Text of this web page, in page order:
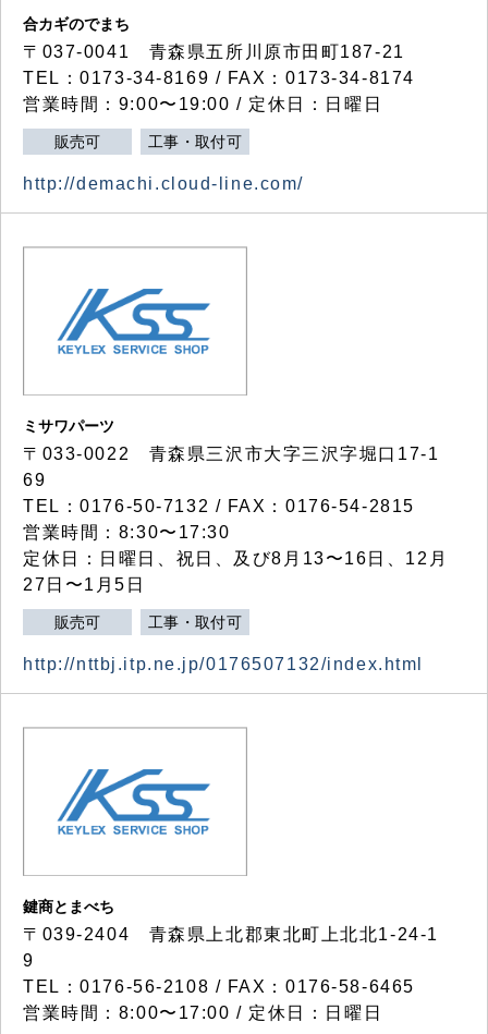
合カギのでまち
〒037-0041 青森県五所川原市田町187-21
TEL：0173-34-8169 / FAX：0173-34-8174
営業時間：9:00〜19:00 / 定休日：日曜日
販売可 工事・取付可
http://demachi.cloud-line.com/
ミサワパーツ
〒033-0022 青森県三沢市大字三沢字堀口17-1
69
TEL：0176-50-7132 / FAX：0176-54-2815
営業時間：8:30〜17:30
定休日：日曜日、祝日、及び8月13〜16日、12月
27日〜1月5日
販売可 工事・取付可
http://nttbj.itp.ne.jp/0176507132/index.html
鍵商とまべち
〒039-2404 青森県上北郡東北町上北北1-24-1
9
TEL：0176-56-2108 / FAX：0176-58-6465
営業時間：8:00〜17:00 / 定休日：日曜日